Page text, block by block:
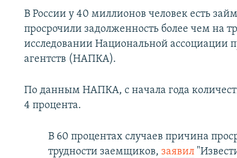
В России у 40 миллионов человек есть
просрочили задолженность более чем на
исследовании Национальной ассоциации
агентств (НАПКА).
По данным НАПКА, с начала года
4 процента.
В 60 процентах случаев причина
трудности заемщиков,заявил